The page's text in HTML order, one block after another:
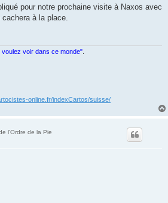
pour notre prochaine visite à Naxos avec
à la place.
voir dans ce monde".
online.fr/indexCartos/suisse/
l'Ordre de la Pie